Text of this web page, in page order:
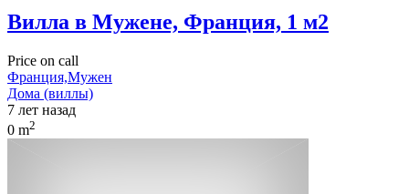
Вилла в Мужене, Франция, 1 м2
Price on call
Франция,Мужен
Дома (виллы)
7 лет назад
0 m2